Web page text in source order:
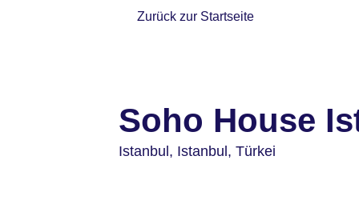
Zurück zur Startseite
Soho House
Istanbul, Istanbul, Türkei